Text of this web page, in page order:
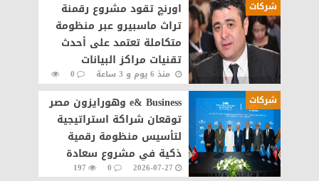
شركات
اورنچ تقود مشروع رقمنة
تراث ماسبيرو عبر منظومة
متكاملة تعتمد على أحدث
تقنيات مراكز البيانات
والذكاء الاصطناعى
منذ 6 يوم و 3 ساعة
0
159
شركات
e& Business وهورايزون مصر
توقعان شراكة استراتيجية
لتأسيس منظومة رقمية
ذكية في مشروع سعادة
القاهرة الجديدة
2026-07-27
0
197